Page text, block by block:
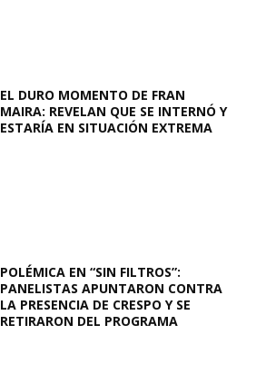
EL DURO MOMENTO DE FRAN
MAIRA: REVELAN QUE SE INTERNÓ Y
ESTARÍA EN SITUACIÓN EXTREMA
POLÉMICA EN “SIN FILTROS”:
PANELISTAS APUNTARON CONTRA
LA PRESENCIA DE CRESPO Y SE
RETIRARON DEL PROGRAMA